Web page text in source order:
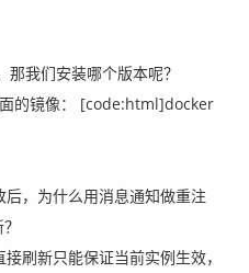
我们安装哪个版本呢？
的镜像： [code:html]docker
，为什么用消息通知做重注
刷新只能保证当前实例生效，